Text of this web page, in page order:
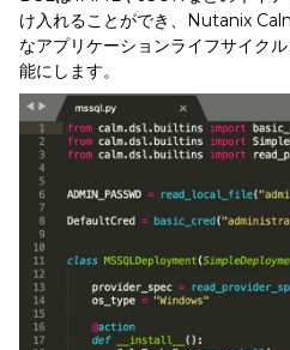
け入れることができ、Nutanix
なアプリケーションライフサイク
能にします。